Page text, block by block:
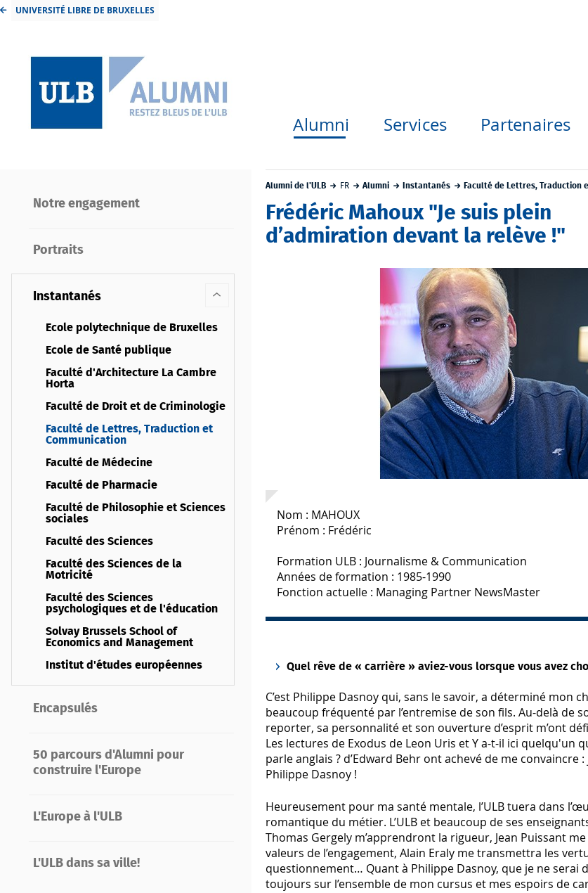
UNIVERSITÉ LIBRE DE BRUXELLES
Alumni Services Partenaires
Notre engagement
Portraits
Instantanés
Ecole polytechnique de Bruxelles
Ecole de Santé publique
Faculté d'Architecture La Cambre
Horta
Faculté de Droit et de Criminologie
Faculté de Lettres, Traduction et
Communication
Faculté de Médecine
Faculté de Pharmacie
Faculté de Philosophie et Sciences
sociales
Faculté des Sciences
Faculté des Sciences de la
Motricité
Faculté des Sciences
psychologiques et de l'éducation
Solvay Brussels School of
Economics and Management
Institut d'études européennes
Encapsulés
50 parcours d'Alumni pour
construire l'Europe
L'Europe à l'ULB
L'ULB dans sa ville!
Alumni de l'ULB FR Alumni Instantanés Faculté de Lettres, Traduction
Frédéric Mahoux "Je suis plein
d’admiration devant la relève !"
Nom : MAHOUX
Prénom : Frédéric
Formation ULB : Journalisme & Communication
Années de formation : 1985-1990
Fonction actuelle : Managing Partner NewsMaster
Quel rêve de « carrière » aviez-vous lorsque vous avez
C’est Philippe Dasnoy qui, sans le savoir, a déterminé mon
beaucoup fréquenté par l’entremise de son fils. Au-delà de
reporter, sa personnalité et son ouverture d’esprit m’ont
Les lectures de Exodus de Leon Uris et Y a-t-il ici quelqu'un
parle anglais ? d’Edward Behr ont achevé de me convaincre
Philippe Dasnoy !
Heureusement pour ma santé mentale, l’ULB tuera dans
romantique du métier. L’ULB et beaucoup de ses
Thomas Gergely m’apprendront la rigueur, Jean Puissant
valeurs de l’engagement, Alain Eraly me transmettra les
questionnement… Quant à Philippe Dasnoy, que je ne serai
toujours sur l’ensemble de mon cursus et mes espoirs de